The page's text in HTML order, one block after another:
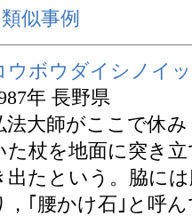
類似事例
ウボウダイシノイ
年 長野県
法大師がここで休
た杖を地面に突き
出たという。脇に
，｢腰かけ石｣と呼